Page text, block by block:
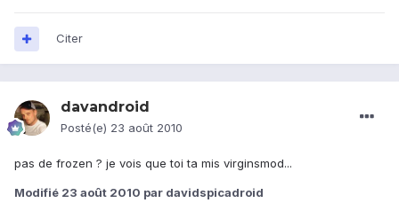
Citer
davandroid
Posté(e) 23 août 2010
pas de frozen ? je vois que toi ta mis virginsmod...
Modifié 23 août 2010 par davidspicadroid